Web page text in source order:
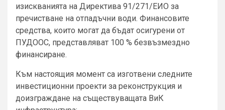
изискванията на Директива 91/271/ЕИО за
пречистване на отпадъчни води. Финансовите
средства, които могат да бъдат осигурени от
ПУДООС, представляват 100 % безвъзмездно
финансиране.
Към настоящия момент са изготвени следните
инвестиционни проекти за реконструкция и
доизграждане на съществуващата ВиК